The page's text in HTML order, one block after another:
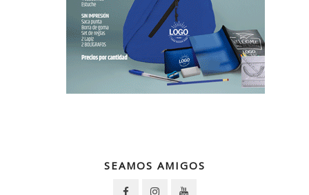
SEAMOS AMIGOS